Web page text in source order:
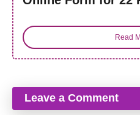
Read
Leave a Comment